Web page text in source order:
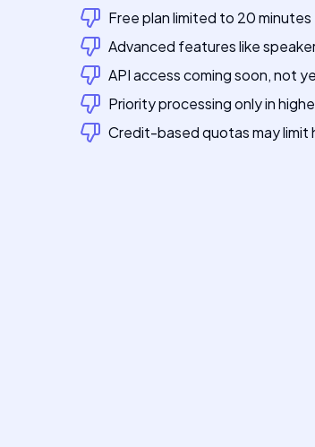
Free plan limited to 20 minutes
Advanced features like
API access coming soon, not
Priority processing only in
Credit-based quotas may limit